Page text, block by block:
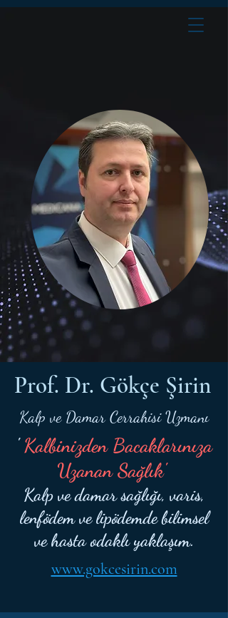
Kalp ve Damar Cerrahisi Uzmanı
Prof. Dr. Gökçe Şirin
Kalbinizden Bacaklarınıza
Uzanan Sağlık'
Kalp ve damar sağlığı, varis,
lenfödem ve lipödemde bilimsel
ve hasta odaklı yaklaşım.
www.gokcesirin.com